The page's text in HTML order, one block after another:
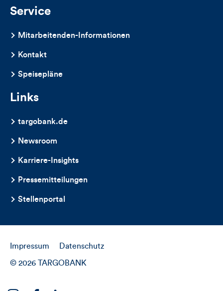
Kommentare
dieses
Artikels
Service
Mitarbeitenden-Informationen
Kontakt
Speisepläne
Links
targobank.de
Newsroom
Karriere-Insights
Pressemitteilungen
Stellenportal
Impressum Datenschutz
© 2026 TARGOBANK